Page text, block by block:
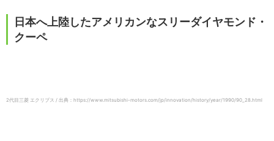
日本へ上陸したアメリカンなスリーダイヤモンド・
クーペ
2代目三菱 エクリプス / 出典：https://www.mitsubishi-motors.com/jp/innovation/history/year/1990/90_28.html